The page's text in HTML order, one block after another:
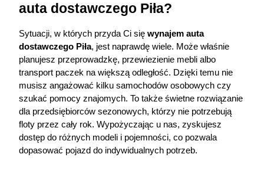
auta dostawczego Piła?
Sytuacji, w których przyda Ci się wynajem auta
dostawczego Piła, jest naprawdę wiele. Może właśnie
planujesz przeprowadzkę, przewiezienie mebli albo
transport paczek na większą odległość. Dzięki temu nie
musisz angażować kilku samochodów osobowych czy
szukać pomocy znajomych. To także świetne rozwiązanie
dla przedsiębiorców sezonowych, którzy nie potrzebują
floty przez cały rok. Wypożyczając u nas, zyskujesz
dostęp do różnych modeli i pojemności, co pozwala
dopasować pojazd do indywidualnych potrzeb.